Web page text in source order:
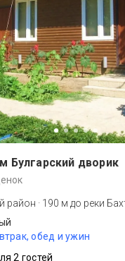
Булгарский дворик
район · 190 м до реки
обед и ужин
2 гостей